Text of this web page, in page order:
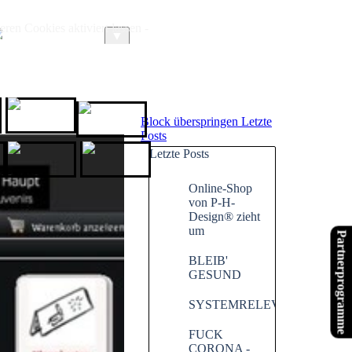
Partnerprogramme
Block überspringen Letzte
Posts
Letzte Posts
Online-Shop
von P-H-
Design® zieht
um
BLEIB'
GESUND
SYSTEMRELEVANT
FUCK
CORONA -
Cookies aktiviert lassen -